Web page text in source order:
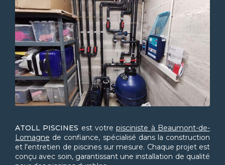
ATOLL PISCINES est votrepisciniste à Beaumont-de-
Lomagne de confiance, spécialisé dans la construction
et l'entretien de piscines sur mesure. Chaque projet est
conçu avec soin, garantissant une installation de qualité